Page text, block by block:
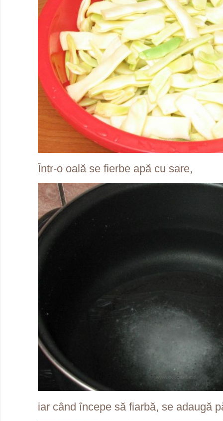
Într-o oală se fierbe apă cu sare,
iar când începe să fiarbă, se adaugă